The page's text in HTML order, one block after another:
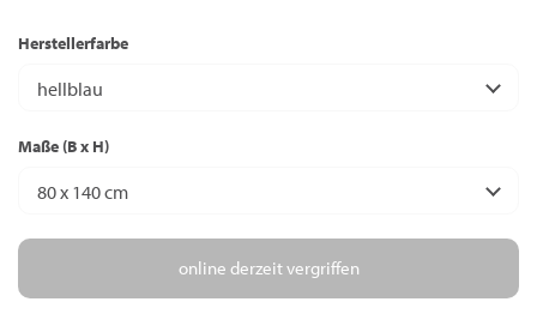
Herstellerfarbe
hellblau
Maße (B x H)
80 x 140 cm
online derzeit vergriffen